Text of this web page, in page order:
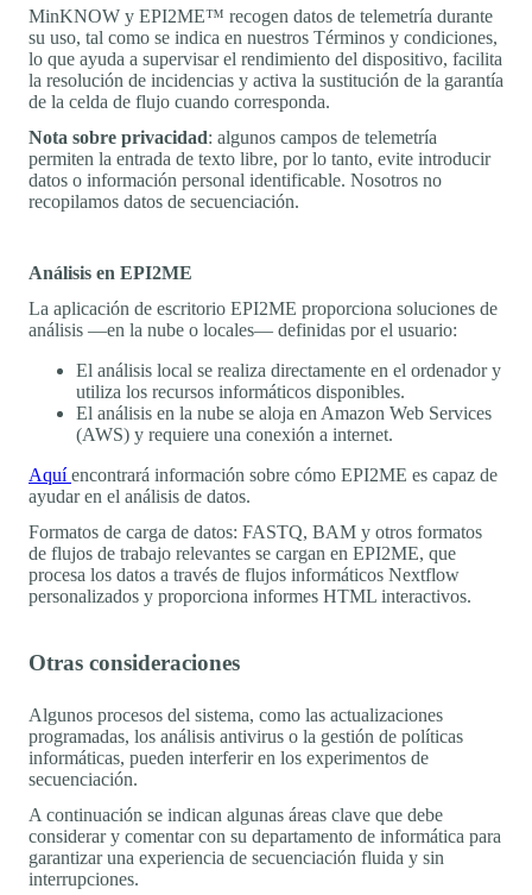
MinKNOW y EPI2ME™ recogen datos de telemetría durante
su uso, tal como se indica en nuestros Términos y condiciones,
lo que ayuda a supervisar el rendimiento del dispositivo, facilita
la resolución de incidencias y activa la sustitución de la garantía
de la celda de flujo cuando corresponda.
Nota sobre privacidad: algunos campos de telemetría
permiten la entrada de texto libre, por lo tanto, evite introducir
datos o información personal identificable. Nosotros no
recopilamos datos de secuenciación.
Análisis en EPI2ME
La aplicación de escritorio EPI2ME proporciona soluciones de
análisis —en la nube o locales— definidas por el usuario:
El análisis local se realiza directamente en el ordenador y
utiliza los recursos informáticos disponibles.
El análisis en la nube se aloja en Amazon Web Services
(AWS) y requiere una conexión a internet.
Aquíencontrará información sobre cómo EPI2ME es capaz de
ayudar en el análisis de datos.
Formatos de carga de datos: FASTQ, BAM y otros formatos
de flujos de trabajo relevantes se cargan en EPI2ME, que
procesa los datos a través de flujos informáticos Nextflow
personalizados y proporciona informes HTML interactivos.
Otras consideraciones
Algunos procesos del sistema, como las actualizaciones
programadas, los análisis antivirus o la gestión de políticas
informáticas, pueden interferir en los experimentos de
secuenciación.
A continuación se indican algunas áreas clave que debe
considerar y comentar con su departamento de informática para
garantizar una experiencia de secuenciación fluida y sin
interrupciones.